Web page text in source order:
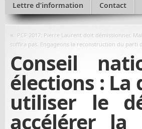
Lettre d’information
Contact
« PCF 2017: Pierre Laurent doit démissionner.
suffira pas. Engageons la reconstruction du parti
Conseil
élections :
utiliser le
accélérer